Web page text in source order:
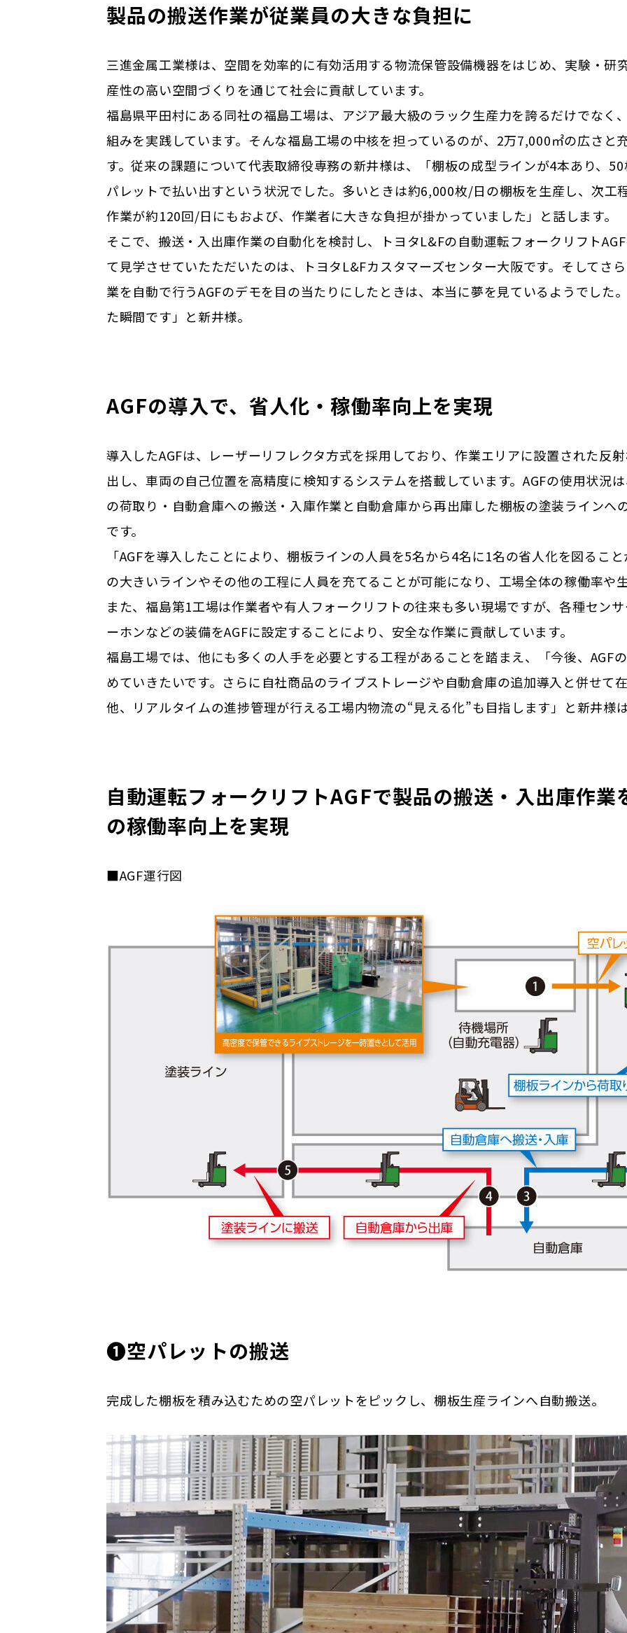
製品の搬送作業が従業員の大きな負担に
三進金属工業様は、空間を効率的に有効活用する物流保管設備機器をはじめ、実験・研
産性の高い空間づくりを通じて社会に貢献しています。
福島県平田村にある同社の福島工場は、アジア最大級のラック生産力を誇るだけでなく
組みを実践しています。そんな福島工場の中核を担っているのが、2万7,000㎡の広さと
す。従来の課題について代表取締役専務の新井様は、「棚板の成型ラインが4本あり、
パレットで払い出すという状況でした。多いときは約6,000枚/日の棚板を生産し、次工
作業が約120回/日にもおよび、作業者に大きな負担が掛かっていました」と話します。
そこで、搬送・入出庫作業の自動化を検討し、トヨタL&Fの自動運転フォークリフト
て見学させていたただいたのは、トヨタL&Fカスタマーズセンター大阪です。そしてさ
業を自動で行うAGFのデモを目の当たりにしたときは、本当に夢を見ているようでした
た瞬間です」と新井様。
AGFの導入で、省人化・稼働率向上を実現
導入したAGFは、レーザーリフレクタ方式を採用しており、作業エリアに設置された反
出し、車両の自己位置を高精度に検知するシステムを搭載しています。AGFの使用状況
の荷取り・自動倉庫への搬送・入庫作業と自動倉庫から再出庫した棚板の塗装ラインへ
です。
「AGFを導入したことにより、棚板ラインの人員を5名から4名に1名の省人化を図ること
の大きいラインやその他の工程に人員を充てることが可能になり、工場全体の稼働率や
また、福島第1工場は作業者や有人フォークリフトの往来も多い現場ですが、各種セン
ーホンなどの装備をAGFに設定することにより、安全な作業に貢献しています。
福島工場では、他にも多くの人手を必要とする工程があることを踏まえ、「今後、 AGF
めていきたいです。さらに自社商品のライブストレージや自動倉庫の追加導入と併せて
他、リアルタイムの進捗管理が行える工場内物流の“見える化”も目指 します」と新井様
自動運転フォークリフトAGFで製品の搬送・入出庫作業
の稼働率向上を実現
■AGF運行図
❶空パレットの搬送
完成した棚板を積み込むための空パレットをピックし、棚板生産ラインへ自動搬送。